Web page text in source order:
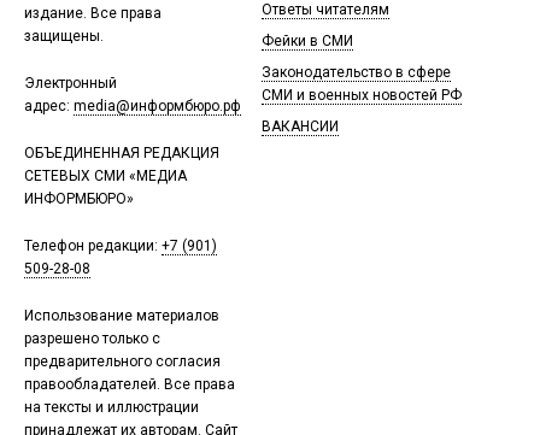
издание. Все права
защищены.
Электронный
адрес: media@информбюро.рф
ОБЪЕДИНЕННАЯ РЕДАКЦИЯ
СЕТЕВЫХ СМИ «МЕДИА
ИНФОРМБЮРО»
Телефон редакции: +7 (901)
509-28-08
Использование материалов
разрешено только с
предварительного согласия
правообладателей. Все права
на тексты и иллюстрации
принадлежат их авторам. Сайт
Ответы читателям
Фейки в СМИ
Законодательство в сфере
СМИ и военных новостей РФ
ВАКАНСИИ